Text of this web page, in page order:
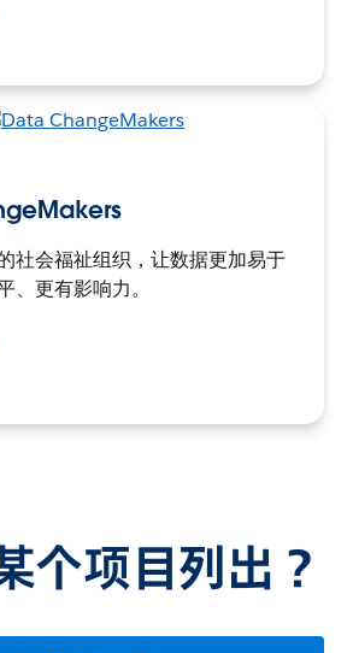
社会福祉组织，让数据更加易于
、更有影响力。
个项目列出？